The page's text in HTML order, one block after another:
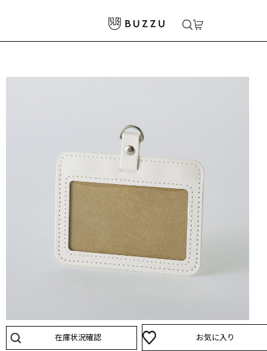
> PUパスケース
在庫状況確認 お気に入り